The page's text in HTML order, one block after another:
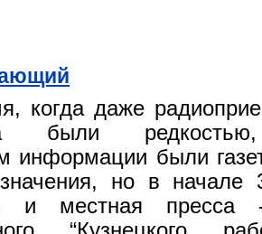
когда даже
были
информации были
но в начале
и местная пресса